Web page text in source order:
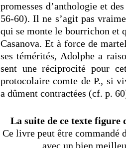
promesses d’anthologie et
56-60). Il ne s’agit pas
qui se monte le bourrichon et
Casanova. Et à force de
ses témérités, Adolphe a
sent une réciprocité pour
protocolaire comte de P., si
a dûment contractées (cf. p.
La suite de ce texte figure
Ce livre peut être commandé
avec un bien